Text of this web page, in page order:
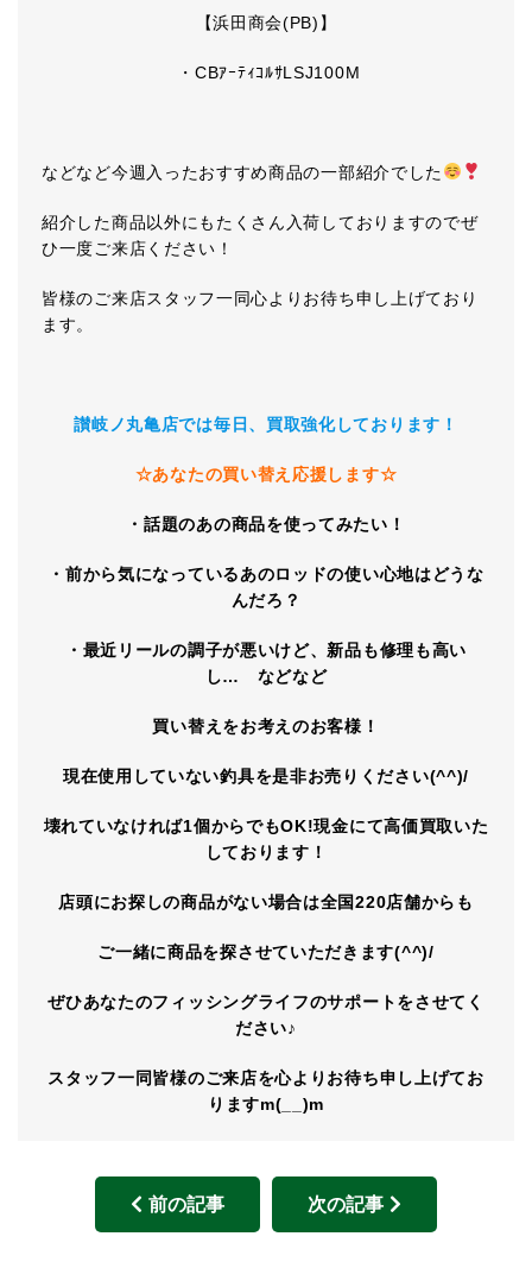
【浜田商会(PB)】
・CBｱｰﾃｨｺﾙｻLSJ100M
などなど今週入ったおすすめ商品の一部紹介でした
紹介した商品以外にもたくさん入荷しておりますのでぜ
ひ一度ご来店ください！
皆様のご来店スタッフ一同心よりお待ち申し上げており
ます。
讃岐ノ丸亀店では毎日、買取強化しております！
☆あなたの買い替え応援します☆
・話題のあの商品を使ってみたい！
・前から気になっているあのロッドの使い心地はどうな
んだろ？
・最近リールの調子が悪いけど、新品も修理も高い
し… などなど
買い替えをお考えのお客様！
現在使用していない釣具を是非お売りください(^^)/
壊れていなければ1個からでもOK!現金にて高価買取いた
しております！
店頭にお探しの商品がない場合は全国220店舗からも
ご一緒に商品を探させていただきます(^^)/
ぜひあなたのフィッシングライフのサポートをさせてく
ださい♪
スタッフ一同皆様のご来店を心よりお待ち申し上げてお
りますm(__)m
前の記事 次の記事